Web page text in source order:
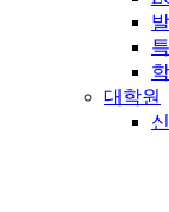
대학원